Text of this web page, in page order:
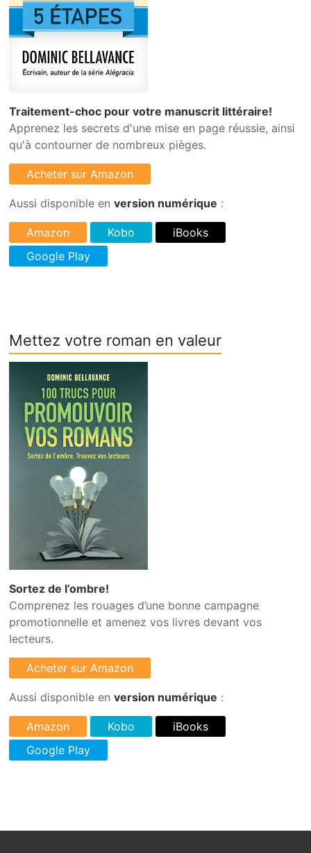
Traitement-choc pour votre manuscrit littéraire!
Apprenez les secrets d'une mise en page réussie, ainsi
qu'à contourner de nombreux pièges.
Aussi disponible enversion numérique :
Mettez votre roman en valeur
Sortez de l’ombre!
Comprenez les rouages d’une bonne campagne
promotionnelle et amenez vos livres devant vos
lecteurs.
Aussi disponible enversion numérique :